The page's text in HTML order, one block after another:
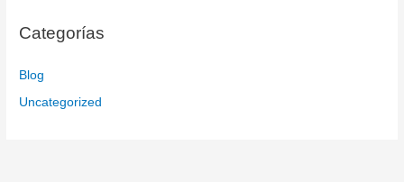
Categorías
Blog
Uncategorized